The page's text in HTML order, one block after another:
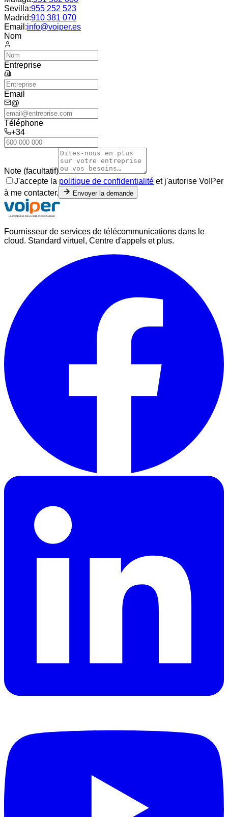
Sevilla:955 252 523
Madrid:910 381 070
Email:info@voiper.es
Nom
Entreprise
Email
@
Téléphone
+34
Note (facultatif)
J'accepte la politique de confidentialité et j'autorise VoIPer
à me contacter.
Envoyer la demande
Fournisseur de services de télécommunications dans le
cloud. Standard virtuel, Centre d'appels et plus.